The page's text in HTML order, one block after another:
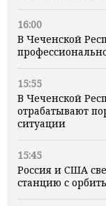
16:00
В Чеченской
15:55
В Чеченской
отрабатывают
ситуации
15:45
Россия и США
станцию с